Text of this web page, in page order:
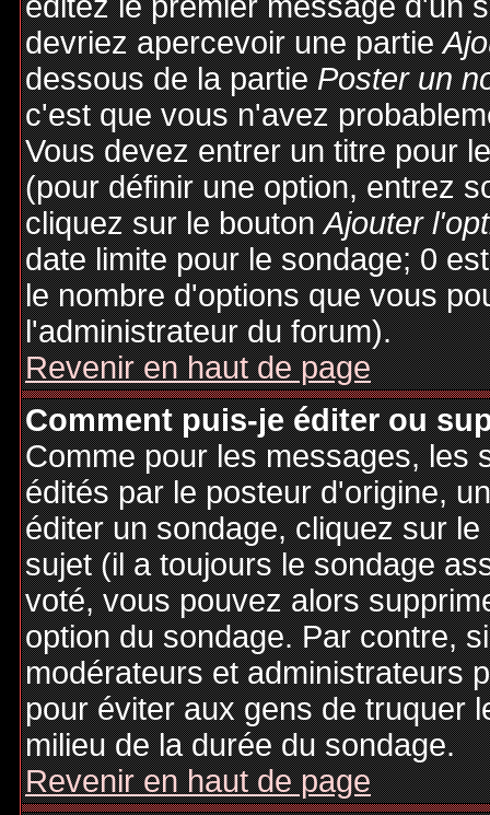
devriez apercevoir une partie
dessous de la partiePoster un
c'est que vous n'avez
Vous devez entrer un titre pour
(pour définir une option, entrez
cliquez sur le boutonAjouter
date limite pour le sondage; 0
le nombre d'options que vous
l'administrateur du forum).
Revenir en haut de page
Comment puis-je éditer ou
Comme pour les messages, les
édités par le posteur d'origine,
éditer un sondage, cliquez sur
sujet (il a toujours le sondage
voté, vous pouvez alors
option du sondage. Par contre,
modérateurs et administrateurs
pour éviter aux gens de truquer
milieu de la durée du sondage.
Revenir en haut de page